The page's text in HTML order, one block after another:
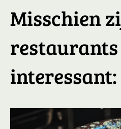
Misschien
interessant: